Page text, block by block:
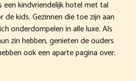
kindvriendelijk hotel met tal
de kids. Gezinnen die toe zijn aan
onderdompelen in alle luxe. Als
zin hebben, genieten de ouders
ook een aparte pagina over: